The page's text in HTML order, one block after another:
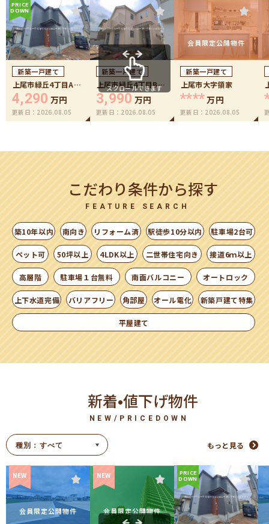
PRICE
DOWN
新築一戸建て
上尾市緑丘4丁目A号
棟
4,290 万円
更新日： 2026.08.05
新築一戸建て
上尾市緑丘4丁目B号
棟
3,990 万円
更新日： 2026.08.05
会員限定公開物件
新築一戸建て
上尾市大字領家
****万円
更新日： 2026.08.05
スクロールできます
こだわり条件から探す
FEATURE SEARCH
築10年以内 南向き リフォーム済 駅徒歩10分以内 駐車場2台可
ペット可 50坪以上 4LDK以上 二世帯住宅向き 接道6ｍ以上
高層階 駐車場１台無料 南面バルコニー オートロック
上下水道完備 バリアフリー 角部屋 オール電化 新築戸建て特集
平屋建て
新着•値下げ物件
NEW/PRICEDOWN
もっと見る
会員限定公開物件
NEW
会員限定公開物件
NEW PRICE
DOWN